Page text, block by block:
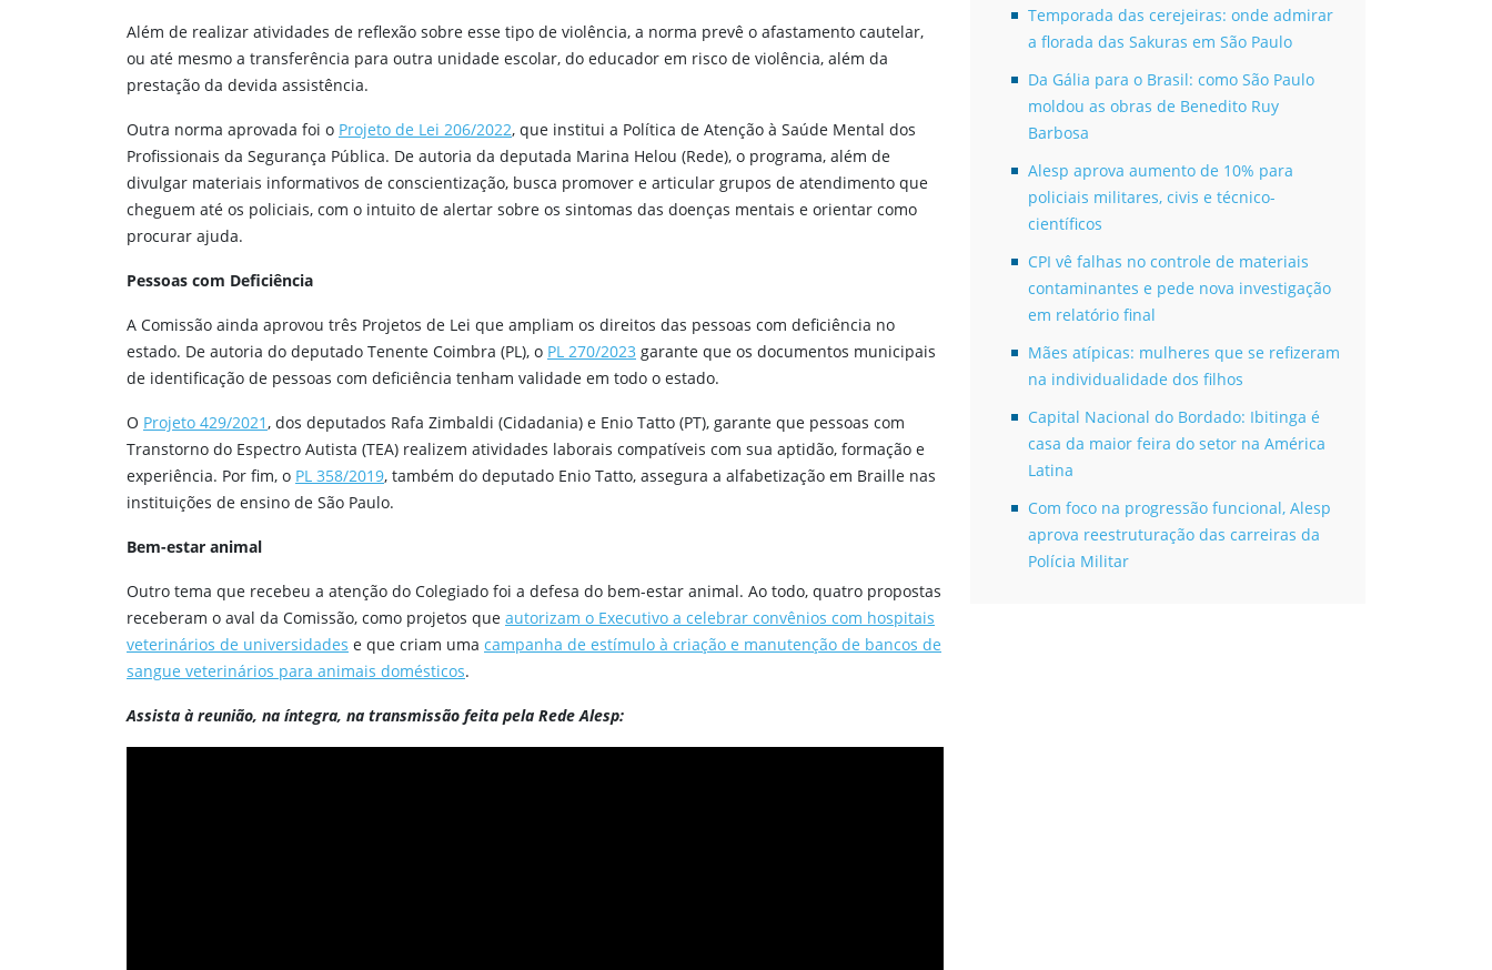
Além de realizar atividades de reflexão sobre esse tipo de violência, a norma prevê o afastamento cautelar,
ou até mesmo a transferência para outra unidade escolar, do educador em risco de violência, além da
prestação da devida assistência.
Outra norma aprovada foi o Projeto de Lei 206/2022, que institui a Política de Atenção à Saúde Mental dos
Profissionais da Segurança Pública. De autoria da deputada Marina Helou (Rede), o programa, além de
divulgar materiais informativos de conscientização, busca promover e articular grupos de atendimento que
cheguem até os policiais, com o intuito de alertar sobre os sintomas das doenças mentais e orientar como
procurar ajuda.
Pessoas com Deficiência
A Comissão ainda aprovou três Projetos de Lei que ampliam os direitos das pessoas com deficiência no
estado. De autoria do deputado Tenente Coimbra (PL), o PL 270/2023 garante que os documentos municipais
de identificação de pessoas com deficiência tenham validade em todo o estado.
O Projeto 429/2021, dos deputados Rafa Zimbaldi (Cidadania) e Enio Tatto (PT), garante que pessoas com
Transtorno do Espectro Autista (TEA) realizem atividades laborais compatíveis com sua aptidão, formação e
experiência. Por fim, o PL 358/2019, também do deputado Enio Tatto, assegura a alfabetização em Braille nas
instituições de ensino de São Paulo.
Bem-estar animal
Outro tema que recebeu a atenção do Colegiado foi a defesa do bem-estar animal. Ao todo, quatro propostas
receberam o aval da Comissão, como projetos que autorizam o Executivo a celebrar convênios com hospitais
veterinários de universidades e que criam uma campanha de estímulo à criação e manutenção de bancos de
sangue veterinários para animais domésticos.
Assista à reunião, na íntegra, na transmissão feita pela Rede Alesp:
Temporada das cerejeiras: onde admirar
a florada das Sakuras em São Paulo
Da Gália para o Brasil: como São Paulo
moldou as obras de Benedito Ruy
Barbosa
Alesp aprova aumento de 10% para
policiais militares, civis e técnico-
científicos
CPI vê falhas no controle de materiais
contaminantes e pede nova investigação
em relatório final
Mães atípicas: mulheres que se refizeram
na individualidade dos filhos
Capital Nacional do Bordado: Ibitinga é
casa da maior feira do setor na América
Latina
Com foco na progressão funcional, Alesp
aprova reestruturação das carreiras da
Polícia Militar